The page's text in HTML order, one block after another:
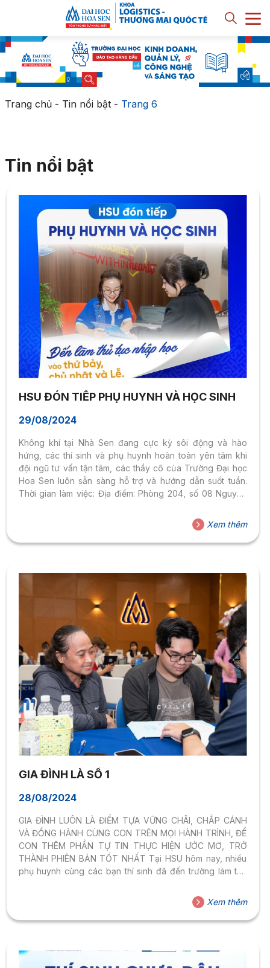
Trang chủ- Tin nổi bật- Trang 6
Tin nổi bật
HSU ĐÓN TIẾP PHỤ HUYNH VÀ HỌC SINH
29/08/2024
Không khí tại Nhà Sen đang cực kỳ sôi động và hào
hứng, các thí sinh và phụ huynh hoàn toàn yên tâm khi
đội ngũ tư vấn tận tâm, các thầy cô của Trường Đại học
Hoa Sen luôn sẵn sàng hỗ trợ và hướng dẫn suốt tuần.
Thời gian làm việc: Địa điểm: Phòng 204, số 08 Nguyễn
tiếp tại phòng 204 hoặc trên các trang mạng xã hội của
Xem thêm
GIA ĐÌNH LÀ SỐ 1
28/08/2024
GIA ĐÌNH LUÔN LÀ ĐIỂM TỰA VỮNG CHÃI, CHẮP CÁNH
VÀ ĐỒNG HÀNH CÙNG CON TRÊN MỌI HÀNH TRÌNH, ĐỂ
CON THÊM PHẦN TỰ TIN THỰC HIỆN ƯỚC MƠ, TRỞ
THÀNH PHIÊN BẢN TỐT NHẤT Tại HSU hôm nay, nhiều
phụ huynh cùng các bạn thí sinh đã đến trường làm thủ
để có tấm ảnh sinh viên đẹp nhất, thầy cô chia sẻ hành
trang học tập sắp tới sẽ là động lực to lớn để các bạn nỗ
lực và phấn đấu nhiều hơn. ——— Các...
Xem thêm